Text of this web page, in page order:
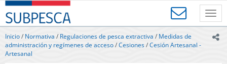
Contenido
principal
SUBPESCA
-
Subsecretaría
de
Pesca
Inicio/ Normativa / Regulaciones de pesca extractiva / Medidas de
administración y regímenes de acceso/Cesiones/Cesión Artesanal -
Artesanal